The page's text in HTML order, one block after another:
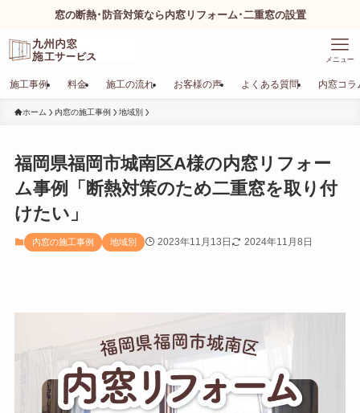
窓の断熱･防音対策なら内窓リフォーム･二重窓の設置
メニュー
施工事例 料金 施工の流れ お客様の声 よくある質問 内窓コラ
ホーム 内窓の施工事例 地域別
福岡県福岡市城南区A様の内窓リフォー
ム事例「断熱対策のため二重窓を取り付
けたい」
内窓の施工事例 地域別 2023年11月13日 2024年11月8日